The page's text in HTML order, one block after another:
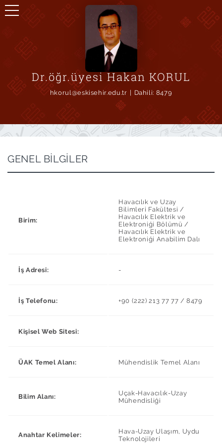
Dr.öğr.üyesi Hakan KORUL
hkorul@eskisehir.edu.tr Dahili: 8479
GENEL BİLGİLER
Birim:
Havacılık ve Uzay
Bilimleri Fakültesi /
Havacılık Elektrik ve
Elektroniği Bölümü /
Havacılık Elektrik ve
Elektroniği Anabilim Dalı
İş Adresi: -
İş Telefonu: +90 (222) 213 77 77 / 8479
Kişisel Web Sitesi:
ÜAK Temel Alanı: Mühendislik Temel Alanı
Bilim Alanı:
Uçak-Havacılık-Uzay
Mühendisliği
Anahtar Kelimeler:
Hava-Uzay Ulaşım, Uydu
Teknolojileri